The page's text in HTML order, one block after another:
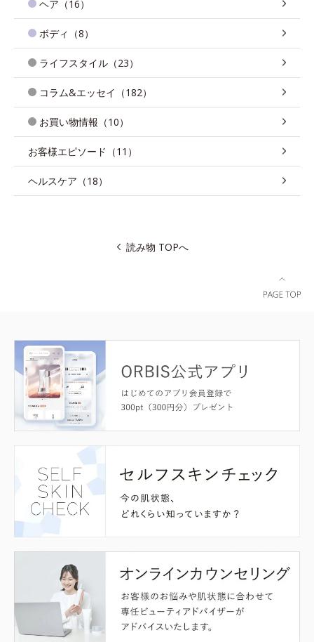
ヘア（16）
ボディ（8）
ライフスタイル（23）
コラム&エッセイ（182）
お買い物情報（10）
お客様エピソード（11）
ヘルスケア（18）
読み物 TOPへ